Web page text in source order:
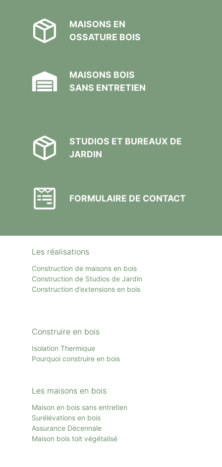
MAISONS EN
OSSATURE BOIS
MAISONS BOIS
SANS ENTRETIEN
STUDIOS ET BUREAUX DE
JARDIN
FORMULAIRE DE CONTACT
Les réalisations
Construction de maisons en bois
Construction de Studios de Jardin
Construction d’extensions en bois
Construire en bois
Isolation Thermique
Pourquoi construire en bois
Les maisons en bois
Maison en bois sans entretien
Surélévations en bois
Assurance Décennale
Maison bois toit végétalisé